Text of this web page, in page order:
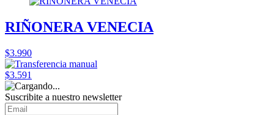
RIÑONERA VENECIA
$3.990
$3.591
Suscribite a nuestro newsletter